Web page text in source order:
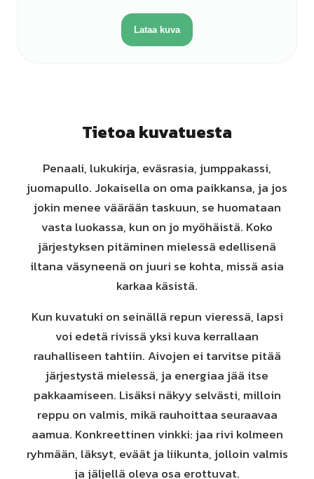
Lataa kuva
Tietoa kuvatuesta
Penaali, lukukirja, eväsrasia, jumppakassi,
juomapullo. Jokaisella on oma paikkansa, ja jos
jokin menee väärään taskuun, se huomataan
vasta luokassa, kun on jo myöhäistä. Koko
järjestyksen pitäminen mielessä edellisenä
iltana väsyneenä on juuri se kohta, missä asia
karkaa käsistä.
Kun kuvatuki on seinällä repun vieressä, lapsi
voi edetä rivissä yksi kuva kerrallaan
rauhalliseen tahtiin. Aivojen ei tarvitse pitää
järjestystä mielessä, ja energiaa jää itse
pakkaamiseen. Lisäksi näkyy selvästi, milloin
reppu on valmis, mikä rauhoittaa seuraavaa
aamua. Konkreettinen vinkki: jaa rivi kolmeen
ryhmään, läksyt, eväät ja liikunta, jolloin valmis
ja jäljellä oleva osa erottuvat.